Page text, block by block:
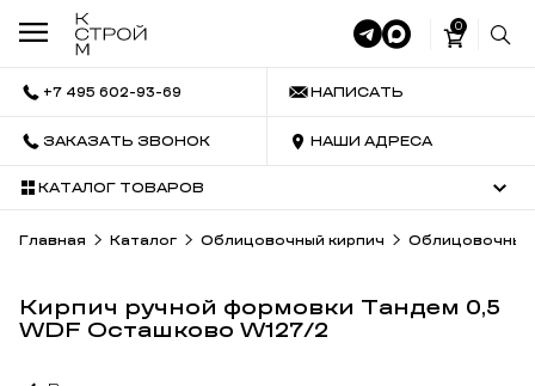
0
+7 495 602-93-69 НАПИСАТЬ
ЗАКАЗАТЬ ЗВОНОК НАШИ АДРЕСА
КАТАЛОГ ТОВАРОВ
Главная Каталог Облицовочный кирпич Облицовочный
Кирпич ручной формовки Тандем 0,5
WDF Осташково W127/2